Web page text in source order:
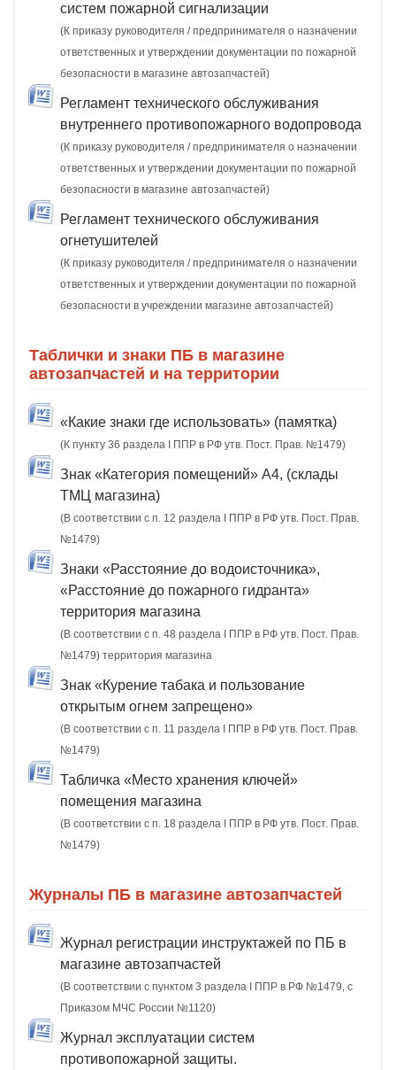
систем пожарной сигнализации
(К приказу руководителя / предпринимателя о назначении
ответственных и утверждении документации по пожарной
безопасности в магазине автозапчастей)
Регламент технического обслуживания
внутреннего противопожарного водопровода
(К приказу руководителя / предпринимателя о назначении
ответственных и утверждении документации по пожарной
безопасности в магазине автозапчастей)
Регламент технического обслуживания
огнетушителей
(К приказу руководителя / предпринимателя о назначении
ответственных и утверждении документации по пожарной
безопасности в учреждении магазине автозапчастей)
Таблички и знаки ПБ в магазине
автозапчастей и на территории
«Какие знаки где использовать» (памятка)
(К пункту 36 раздела I ППР в РФ утв. Пост. Прав. №1479)
Знак «Категория помещений» А4, (склады
ТМЦ магазина)
(В соответствии с п. 12 раздела I ППР в РФ утв. Пост. Прав.
№1479)
Знаки «Расстояние до водоисточника»,
«Расстояние до пожарного гидранта»
территория магазина
(В соответствии с п. 48 раздела I ППР в РФ утв. Пост. Прав.
№1479) территория магазина
Знак «Курение табака и пользование
открытым огнем запрещено»
(В соответствии с п. 11 раздела I ППР в РФ утв. Пост. Прав.
№1479)
Табличка «Место хранения ключей»
помещения магазина
(В соответствии с п. 18 раздела I ППР в РФ утв. Пост. Прав.
№1479)
Журналы ПБ в магазине автозапчастей
Журнал регистрации инструктажей по ПБ в
магазине автозапчастей
(В соответствии с пунктом 3 раздела I ППР в РФ №1479, с
Приказом МЧС России №1120)
Журнал эксплуатации систем
противопожарной защиты.